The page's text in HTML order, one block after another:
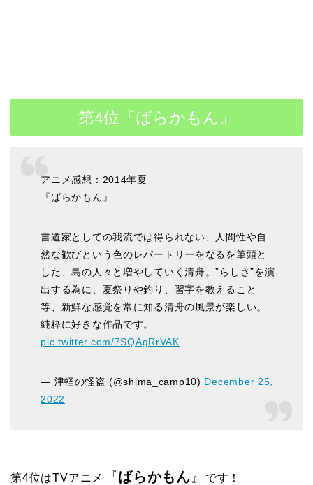
第4位『ばらかもん』
アニメ感想：2014年夏
『ばらかもん』
書道家としての我流では得られない、人間性や自
然な歓びという色のレパートリーをなるを筆頭と
した、島の人々と増やしていく清舟。”らしさ”を演
出する為に、夏祭りや釣り、習字を教えること
等、新鮮な感覚を常に知る清舟の風景が楽しい。
純粋に好きな作品です。
pic.twitter.com/7SQAgRrVAK
— 津軽の怪盗 (@shima_camp10) December 25,
2022
第4位はTVアニメ 『ばらかもん 』 です！